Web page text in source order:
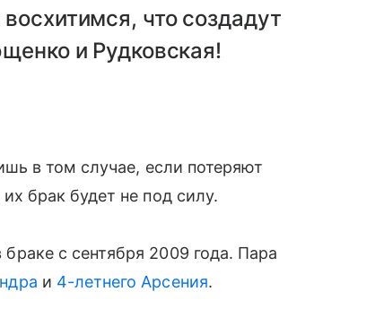
что создадут
и Рудковская!
в том случае, если потеряют
брак будет не под силу.
с сентября 2009 года. Пара
и 4-летнего Арсения.